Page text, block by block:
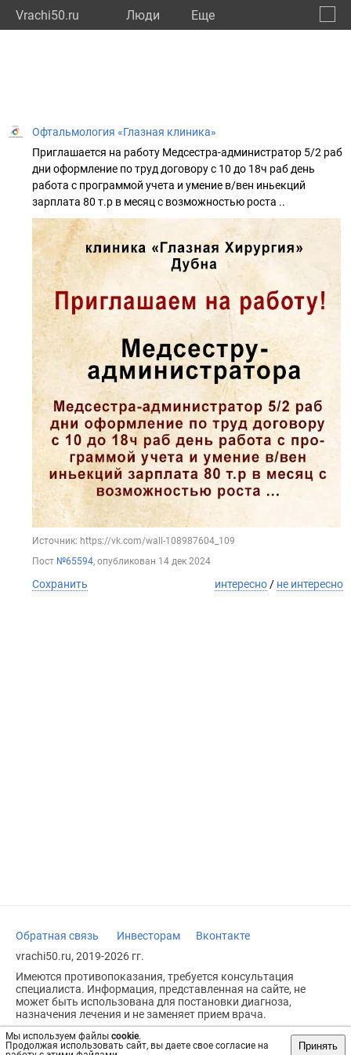
Vrachi50.ru Люди Eще
Мы используем файлы cookie.
Продолжая использовать сайт, вы даете свое согласие на
Принять
Офтальмология «Глазная клиника»
Приглашается на работу Медсестра-администратор 5/2 раб
дни оформление по труд договору с 10 до 18ч раб день
работа с программой учета и умение в/вен иньекций
зарплата 80 т.р в месяц с возможностью роста ..
Источник: https://vk.com/wall-108987604_109
Пост №65594, опубликован 14 дек 2024
Сохранить интересно / не интересно
Обратная связь Инвесторам
Вконтакте
vrachi50.ru, 2019-2026 гг.
Имеются противопоказания, требуется консультация
специалиста. Информация, представленная на сайте, не
может быть использована для постановки диагноза,
назначения лечения и не заменяет прием врача.
Возрастное ограничение: 18+